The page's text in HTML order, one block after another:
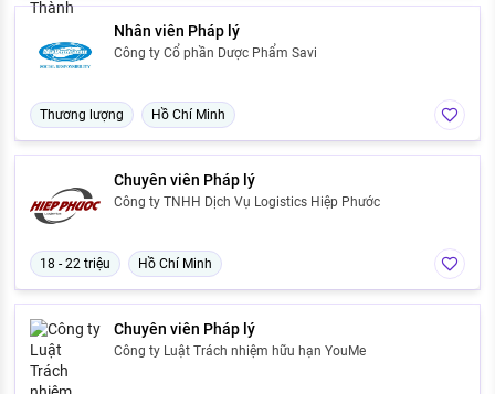
Nhân viên Pháp lý
Công ty Cổ phần Dược Phẩm Savi
Thương lượng Hồ Chí Minh
Chuyên viên Pháp lý
Công ty TNHH Dịch Vụ Logistics Hiệp Phước
18 - 22 triệu Hồ Chí Minh
Chuyên viên Pháp lý
Công ty Luật Trách nhiệm hữu hạn YouMe